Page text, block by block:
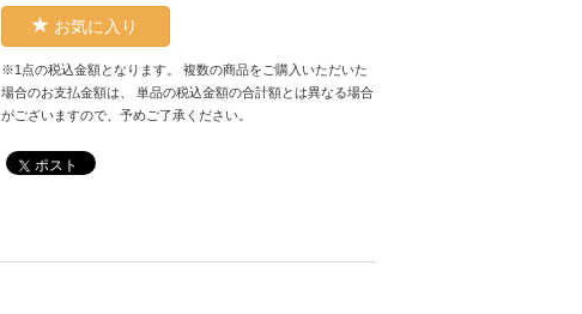
お気に入り
※1点の税込金額となります。 複数の商品をご購入いただいた
場合のお支払金額は、 単品の税込金額の合計額とは異なる場合
がございますので、予めご了承ください。
ポスト